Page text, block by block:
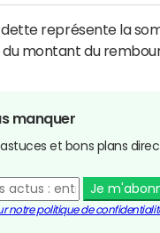
dette représente la
montant du
manquer
astuces et bons plans
Je
notre politique de